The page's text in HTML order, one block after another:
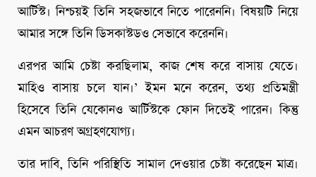
আর্টিস্ট। নিশ্চয়ই তিনি সহজভাবে নিতে পারেননি। বিষয়টি নিয়ে
আমার সঙ্গে তিনি ডিসকাস্টডও সেভাবে করেননি।
এরপর আমি চেষ্টা করছিলাম, কাজ শেষ করে বাসায় যেতে।
মাহিও বাসায় চলে যান।’ ইমন মনে করেন, তথ্য প্রতিমন্ত্রী
হিসেবে তিনি যেকোনও আর্টিস্টকে ফোন দিতেই পারেন। কিন্তু
এমন আচরণ অগ্রহণযোগ্য।
তার দাবি, তিনি পরিস্থিতি সামাল দেওয়ার চেষ্টা করেছেন মাত্র।